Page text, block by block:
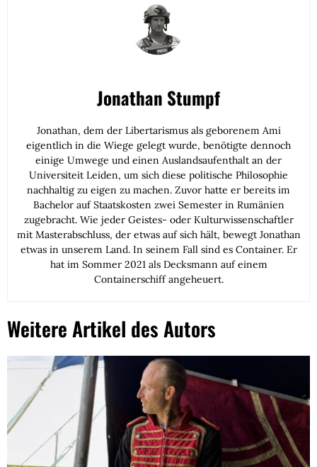
Jonathan Stumpf
Jonathan, dem der Libertarismus als geborenem Ami
eigentlich in die Wiege gelegt wurde, benötigte dennoch
einige Umwege und einen Auslandsaufenthalt an der
Universiteit Leiden, um sich diese politische Philosophie
nachhaltig zu eigen zu machen. Zuvor hatte er bereits im
Bachelor auf Staatskosten zwei Semester in Rumänien
zugebracht. Wie jeder Geistes- oder Kulturwissenschaftler
mit Masterabschluss, der etwas auf sich hält, bewegt Jonathan
etwas in unserem Land. In seinem Fall sind es Container. Er
hat im Sommer 2021 als Decksmann auf einem
Containerschiff angeheuert.
Weitere Artikel des Autors